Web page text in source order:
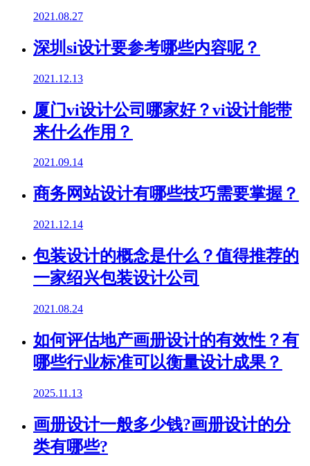
2021.08.27
深圳si设计要参考哪些内容呢？
2021.12.13
厦门vi设计公司哪家好？vi设计能带
来什么作用？
2021.09.14
商务网站设计有哪些技巧需要掌握？
2021.12.14
包装设计的概念是什么？值得推荐的
一家绍兴包装设计公司
2021.08.24
如何评估地产画册设计的有效性？有
哪些行业标准可以衡量设计成果？
2025.11.13
画册设计一般多少钱?画册设计的分
类有哪些?